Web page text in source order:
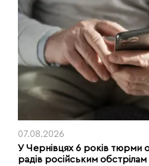
07.08.2026
У Чернівцях 6 років тюрми
радів російським обстрілам